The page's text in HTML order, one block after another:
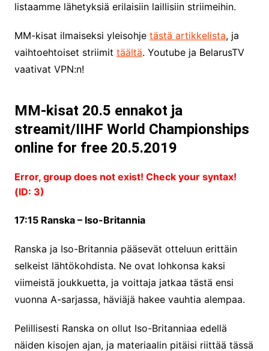
listaamme lähetyksiä erilaisiin laillisiin striimeihin.
MM-kisat ilmaiseksi yleisohje tästä artikkelista, ja
vaihtoehtoiset striimit täältä. Youtube ja BelarusTV
vaativat VPN:n!
MM-kisat 20.5 ennakot ja
streamit/IIHF World Championships
online for free 20.5.2019
Error, group does not exist! Check your syntax!
(ID: 3)
17:15 Ranska – Iso-Britannia
Ranska ja Iso-Britannia pääsevät otteluun erittäin
selkeist lähtökohdista. Ne ovat lohkonsa kaksi
viimeistä joukkuetta, ja voittaja jatkaa tästä ensi
vuonna A-sarjassa, häviäjä hakee vauhtia alempaa.
Pelillisesti Ranska on ollut Iso-Britanniaa edellä
näiden kisojen ajan, ja materiaalin pitäisi riittää tässä